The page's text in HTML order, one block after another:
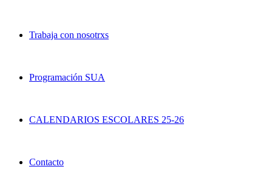
Trabaja con nosotrxs
Programación SUA
CALENDARIOS ESCOLARES 25-26
Contacto